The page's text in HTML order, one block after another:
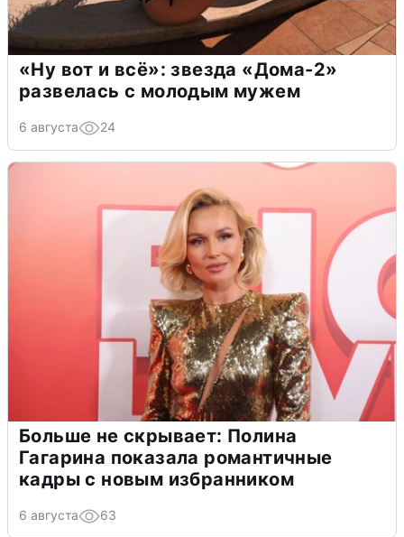
«Ну вот и всё»: звезда «Дома-2»
развелась с молодым мужем
6 августа 24
Больше не скрывает: Полина
Гагарина показала романтичные
кадры с новым избранником
6 августа 63